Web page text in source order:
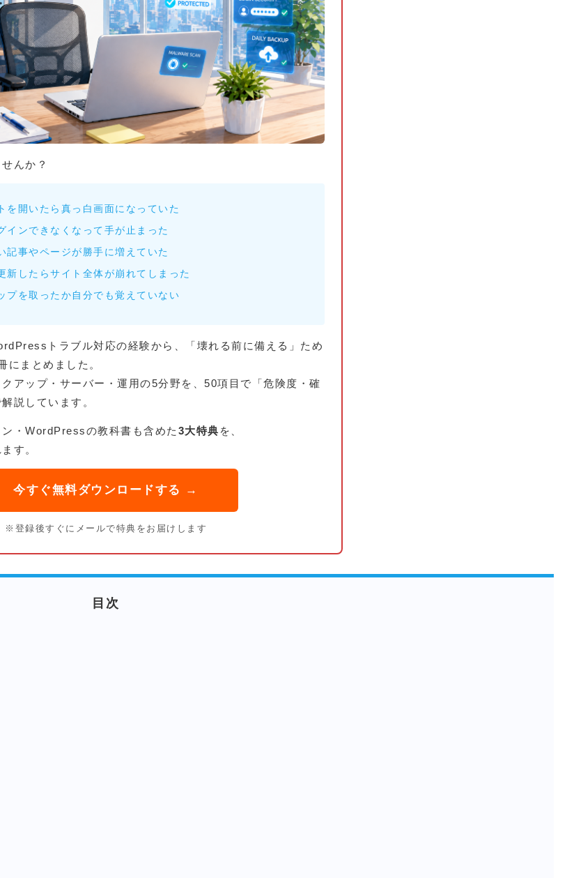
んか？
を開いたら真っ白画面になっていた
インできなくなって手が止まった
記事やページが勝手に増えていた
新したらサイト全体が崩れてしまった
プを取ったか自分でも覚えていない
トラブル対応の経験から、「壊れる前に備える」ため
にまとめました。
アップ・サーバー・運用の5分野を、50項目で「危険度・確
説しています。
・WordPressの教科書も含めた 3大特典 を、
す。
今すぐ無料ダウンロードする →
※登録後すぐにメールで特典をお届けします
目次